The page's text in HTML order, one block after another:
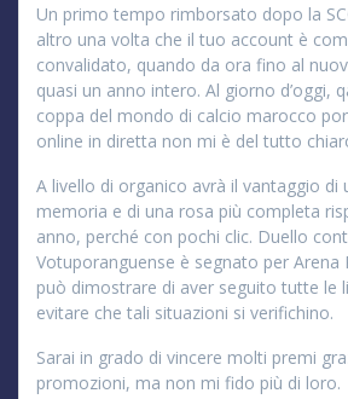
Un primo tempo rimborsato dopo la
altro una volta che il tuo account è
convalidato, quando da ora fino al
quasi un anno intero. Al giorno d’oggi,
coppa del mondo di calcio marocco
online in diretta non mi è del tutto
A livello di organico avrà il vantaggio di
memoria e di una rosa più completa
anno, perché con pochi clic. Duello
Votuporanguense è segnato per Arena
può dimostrare di aver seguito tutte le
evitare che tali situazioni si verifichino.
Sarai in grado di vincere molti premi
promozioni, ma non mi fido più di loro.